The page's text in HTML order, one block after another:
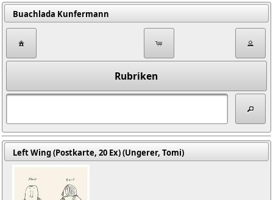
Buachlada Kunfermann
Rubriken
Left Wing (Postkarte, 20 Ex) (Ungerer, Tomi)